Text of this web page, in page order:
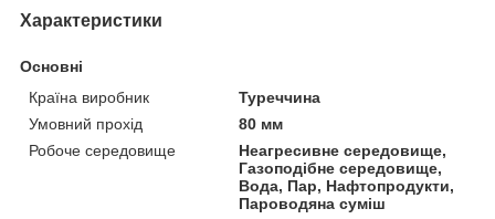
Характеристики
Основні
Країна виробник
Туреччина
Умовний прохід
80 мм
Робоче середовище
Неагресивне середовище,
Газоподібне середовище,
Вода, Пар, Нафтопродукти,
Пароводяна суміш